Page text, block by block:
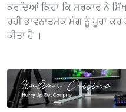
ਕਰਦਿਆਂ ਕਿਹਾ ਕਿ ਸਰਕਾਰ ਨੇ
ਰਹੀ ਭਾਵਨਾਤਮਕ ਮੰਗ ਨੂੰ ਪੂਰਾ ਕਰ
ਕੀਤਾ ਹੈ ।